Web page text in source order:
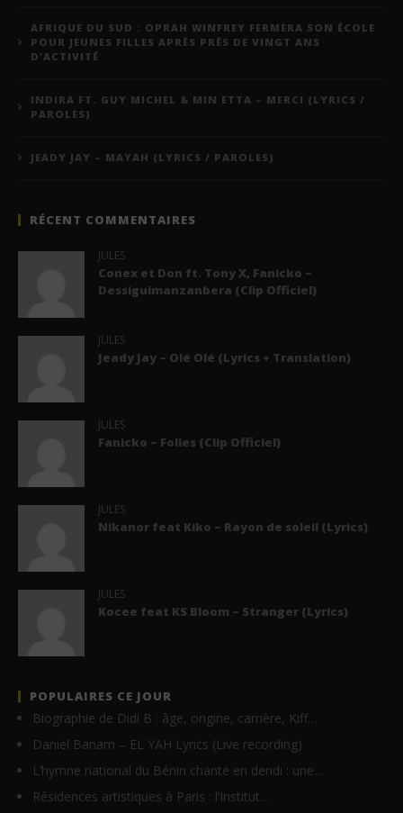
AFRIQUE DU SUD : OPRAH WINFREY FERMERA SON ÉCOLE
POUR JEUNES FILLES APRÈS PRÈS DE VINGT ANS
D’ACTIVITÉ
INDIRA FT. GUY MICHEL & MIN ETTA – MERCI (LYRICS /
PAROLES)
JEADY JAY – MAYAH (LYRICS / PAROLES)
RÉCENT COMMENTAIRES
JULES
Conex et Don ft. Tony X, Fanicko –
Dessiguimanzanbera (Clip Officiel)
JULES
Jeady Jay – Olé Olé (Lyrics + Translation)
JULES
Fanicko – Folies (Clip Officiel)
JULES
Nikanor feat Kiko – Rayon de soleil (Lyrics)
JULES
Kocee feat KS Bloom – Stranger (Lyrics)
POPULAIRES CE JOUR
Biographie de Didi B : âge, origine, carrière, Kiff…
Daniel Banam – EL YAH Lyrics (Live recording)
L’hymne national du Bénin chanté en dendi : une…
Résidences artistiques à Paris : l’Institut…